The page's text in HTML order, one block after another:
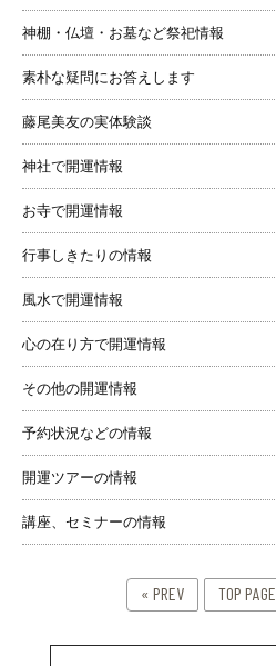
神棚・仏壇・お墓など祭祀情報
素朴な疑問にお答えします
藤尾美友の実体験談
神社で開運情報
お寺で開運情報
行事しきたりの情報
風水で開運情報
心の在り方で開運情報
その他の開運情報
予約状況などの情報
開運ツアーの情報
講座、セミナーの情報
« PREV TOP PAGE